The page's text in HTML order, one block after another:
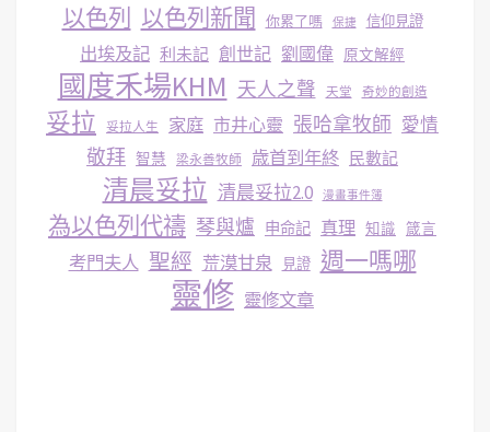
以色列 以色列新聞 你累了嗎 保捷 信仰見證
出埃及記 利未記 創世記 劉國偉 原文解經
國度禾場KHM 天人之聲 天堂 奇妙的創造
妥拉 妥拉人生 家庭 市井心靈 張哈拿牧師 愛情
敬拜 智慧 梁永善牧師 歳首到年終 民數記
清晨妥拉 清晨妥拉2.0 漫畫事件簿
為以色列代禱 琴與爐 申命記 真理 知識 箴言
考門夫人 聖經 荒漠甘泉 見證 週一嗎哪
靈修 靈修文章